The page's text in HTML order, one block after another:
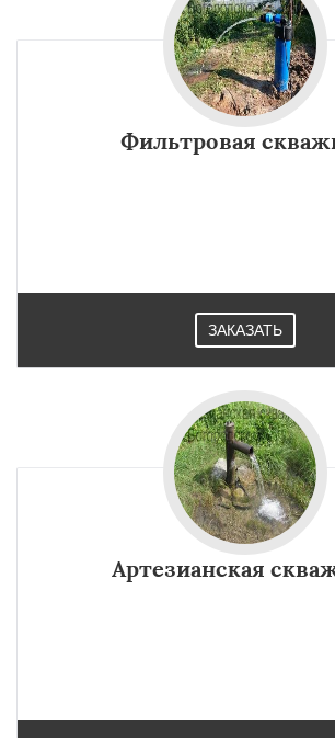
Фильтровая
ЗАКАЗАТЬ
Артезианская